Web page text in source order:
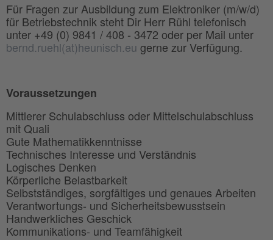
Für Fragen zur Ausbildung zum Elektroniker (m/w/d)
für Betriebstechnik steht Dir Herr Rühl telefonisch
unter +49 (0) 9841 / 408 - 3472 oder per Mail unter
bernd.ruehl(at)heunisch.eu gerne zur Verfügung.
Voraussetzungen
Mittlerer Schulabschluss oder Mittelschulabschluss
mit Quali
Gute Mathematikkenntnisse
Technisches Interesse und Verständnis
Logisches Denken
Körperliche Belastbarkeit
Selbstständiges, sorgfältiges und genaues Arbeiten
Verantwortungs- und Sicherheitsbewusstsein
Handwerkliches Geschick
Kommunikations- und Teamfähigkeit